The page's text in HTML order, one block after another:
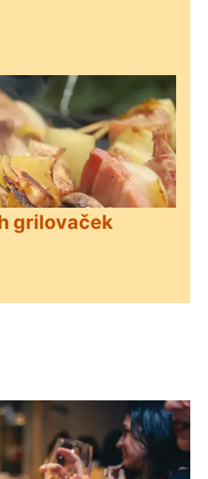
grilovaček